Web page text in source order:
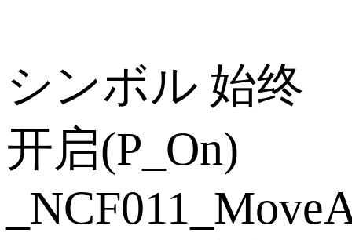
シンボル 始终
开启(P_On)